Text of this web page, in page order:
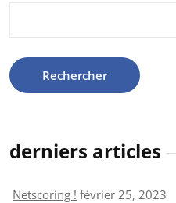
derniers articles
Netscoring ! février 25, 2023